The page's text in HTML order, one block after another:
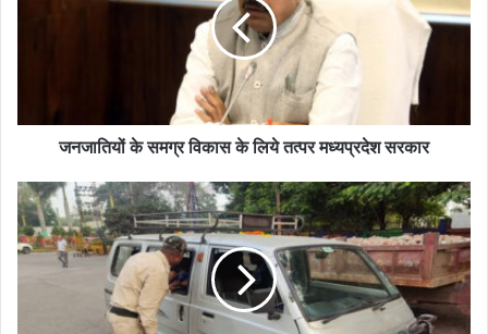
जनजातियों के समग्र विकास के लिये तत्पर मध्यप्रदेश सरकार